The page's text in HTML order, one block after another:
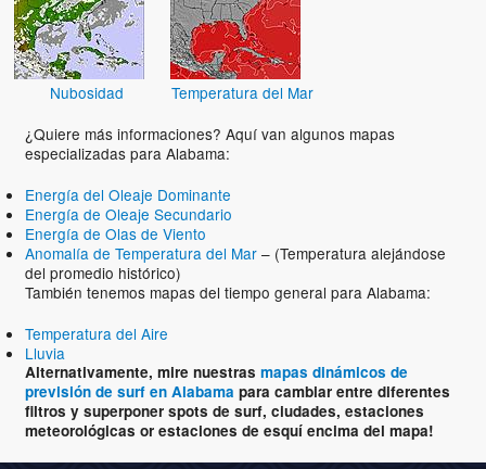
Nubosidad
Temperatura del Mar
¿Quiere más informaciones? Aquí van algunos mapas
especializadas para Alabama:
Energía del Oleaje Dominante
Energía de Oleaje Secundario
Energía de Olas de Viento
Anomalía de Temperatura del Mar – (Temperatura alejándose
del promedio histórico)
También tenemos mapas del tiempo general para Alabama:
Temperatura del Aire
Lluvia
Alternativamente, mire nuestras mapas dinámicos de
previsión de surf en Alabama para cambiar entre diferentes
filtros y superponer spots de surf, ciudades, estaciones
meteorológicas or estaciones de esquí encima del mapa!